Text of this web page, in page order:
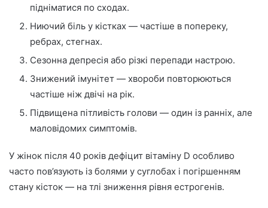
підніматися по сходах.
Ниючий біль у кістках — частіше в попереку,
ребрах, стегнах.
Сезонна депресія або різкі перепади настрою.
Знижений імунітет — хвороби повторюються
частіше ніж двічі на рік.
Підвищена пітливість голови — один із ранніх, але
маловідомих симптомів.
У жінок після 40 років дефіцит вітаміну D особливо
часто пов’язують із болями у суглобах і погіршенням
стану кісток — на тлі зниження рівня естрогенів.